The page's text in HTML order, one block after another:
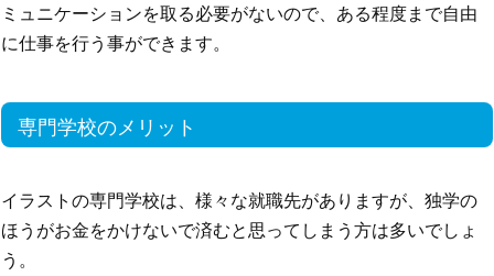
ミュニケーションを取る必要がないので、ある程度まで自由
に仕事を行う事ができます。
専門学校のメリット
イラストの専門学校は、様々な就職先がありますが、独学の
ほうがお金をかけないで済むと思ってしまう方は多いでしょ
う。